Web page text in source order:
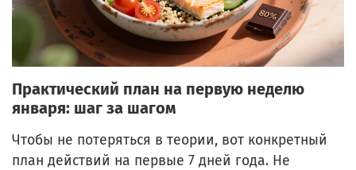
Практический план на первую неделю
января: шаг за шагом
Чтобы не потеряться в теории, вот конкретный
план действий на первые 7 дней года. Не